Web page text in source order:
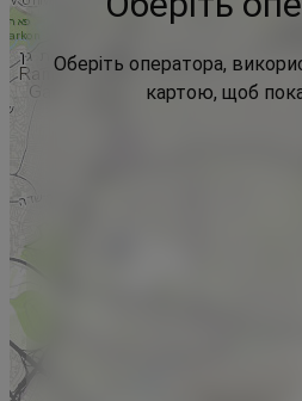
Оберіть оператора,
картою, щоб